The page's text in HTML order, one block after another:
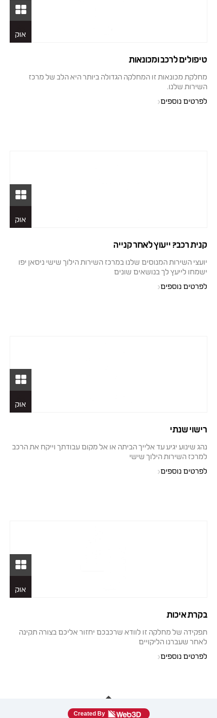
אוק
טיפולים לרכב ומכונאות
מחלקת מכונאות זו המחלקה הגדולה ביותר היא הלב של מרכז
השירות שלנו.
לפרטים נוספים
אוק
קנית רכב? ייעוץ לאחר קנייה
יועצי השירות המנוסים שלנו במרכז השירות הילוך שישי ניסאן יפו
ישמחו לייעץ לך בנושאים שונים
לפרטים נוספים
אוק
רישוי שנתי
נהג שינוע יגיע עד אלייך הביתה או אל מקום עבודתך וייקח את הרכב
למרכז השירות הילוך שישי
לפרטים נוספים
אוק
בקרת איכות
תפקידה של מחלקה זו לוודא שרכבכם יחזור אליכם בצורה תקינה
לאחר שעברנו הליקויים
לפרטים נוספים
Created By